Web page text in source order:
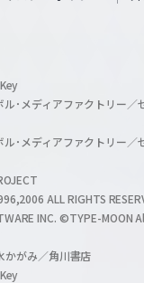
i
l
h
a
n
･メディアファクトリー／
･メディアファクトリー／
ALL RIGHTS
INC. ©TYPE-MOON
がみ／角川書店